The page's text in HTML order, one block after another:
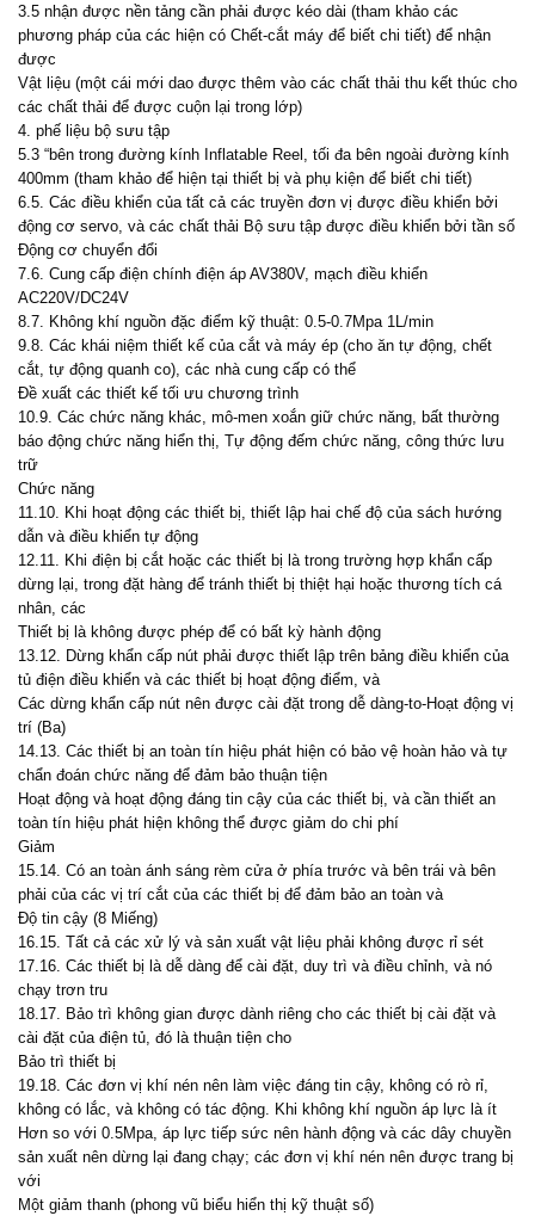
3.5 nhận được nền tảng cần phải được kéo dài (tham khảo các
phương pháp của các hiện có Chết-cắt máy để biết chi tiết) để nhận
được
Vật liệu (một cái mới dao được thêm vào các chất thải thu kết thúc cho
các chất thải để được cuộn lại trong lớp)
4. phế liệu bộ sưu tập
5.3 “bên trong đường kính Inflatable Reel, tối đa bên ngoài đường kính
400mm (tham khảo để hiện tại thiết bị và phụ kiện để biết chi tiết)
6.5. Các điều khiển của tất cả các truyền đơn vị được điều khiển bởi
động cơ servo, và các chất thải Bộ sưu tập được điều khiển bởi tần số
Động cơ chuyển đổi
7.6. Cung cấp điện chính điện áp AV380V, mạch điều khiển
AC220V/DC24V
8.7. Không khí nguồn đặc điểm kỹ thuật: 0.5-0.7Mpa 1L/min
9.8. Các khái niệm thiết kế của cắt và máy ép (cho ăn tự động, chết
cắt, tự động quanh co), các nhà cung cấp có thể
Đề xuất các thiết kế tối ưu chương trình
10.9. Các chức năng khác, mô-men xoắn giữ chức năng, bất thường
báo động chức năng hiển thị, Tự động đếm chức năng, công thức lưu
trữ
Chức năng
11.10. Khi hoạt động các thiết bị, thiết lập hai chế độ của sách hướng
dẫn và điều khiển tự động
12.11. Khi điện bị cắt hoặc các thiết bị là trong trường hợp khẩn cấp
dừng lại, trong đặt hàng để tránh thiết bị thiệt hại hoặc thương tích cá
nhân, các
Thiết bị là không được phép để có bất kỳ hành động
13.12. Dừng khẩn cấp nút phải được thiết lập trên bảng điều khiển của
tủ điện điều khiển và các thiết bị hoạt động điểm, và
Các dừng khẩn cấp nút nên được cài đặt trong dễ dàng-to-Hoạt động vị
trí (Ba)
14.13. Các thiết bị an toàn tín hiệu phát hiện có bảo vệ hoàn hảo và tự
chẩn đoán chức năng để đảm bảo thuận tiện
Hoạt động và hoạt động đáng tin cậy của các thiết bị, và cần thiết an
toàn tín hiệu phát hiện không thể được giảm do chi phí
Giảm
15.14. Có an toàn ánh sáng rèm cửa ở phía trước và bên trái và bên
phải của các vị trí cắt của các thiết bị để đảm bảo an toàn và
Độ tin cậy (8 Miếng)
16.15. Tất cả các xử lý và sản xuất vật liệu phải không được rỉ sét
17.16. Các thiết bị là dễ dàng để cài đặt, duy trì và điều chỉnh, và nó
chạy trơn tru
18.17. Bảo trì không gian được dành riêng cho các thiết bị cài đặt và
cài đặt của điện tủ, đó là thuận tiện cho
Bảo trì thiết bị
19.18. Các đơn vị khí nén nên làm việc đáng tin cậy, không có rò rỉ,
không có lắc, và không có tác động. Khi không khí nguồn áp lực là ít
Hơn so với 0.5Mpa, áp lực tiếp sức nên hành động và các dây chuyền
sản xuất nên dừng lại đang chạy; các đơn vị khí nén nên được trang bị
với
Một giảm thanh (phong vũ biểu hiển thị kỹ thuật số)